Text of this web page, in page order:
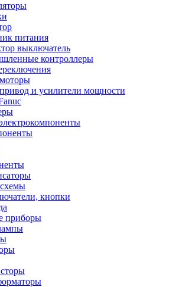
питания
выключатель
контроллеры
и усилители мощности
кнопки
приборы